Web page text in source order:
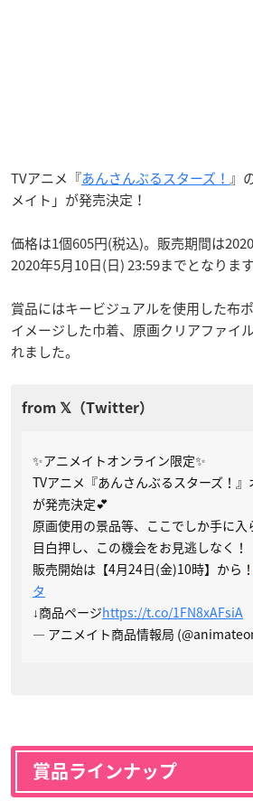
TVアニメ『あんさんぶるスターズ！ 』
メイト」が発売決定！
価格は1個605円(税込)。販売期間は
2020年5月10日(日) 23:59までとなります
賞品にはキービジュアルを使用した布
イメージした巾着、原画クリアファイ
れました。
✨アニメイトオンライン限定✨
TVアニメ『あんさんぶるスターズ！
が発売決定💕
原画使用の景品等、ここでしか手に
目白押し、この機会をお見逃しなく！
販売開始は【4月24日(金)10時】から！
タ
↓商品ページhttps://t.co/1FN8xAFsiA
— アニメイト商品情報局
賞品ラインナップ